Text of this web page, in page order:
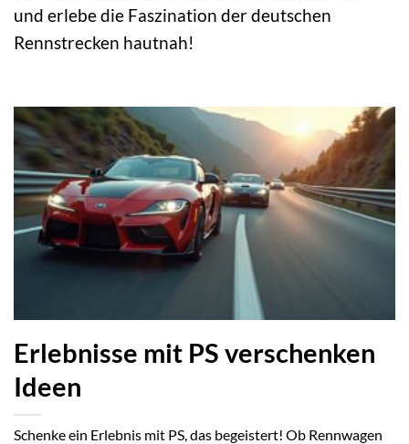
und erlebe die Faszination der deutschen
Rennstrecken hautnah!
Erlebnisse mit PS verschenken
Ideen
Schenke ein Erlebnis mit PS, das begeistert! Ob Rennwagen